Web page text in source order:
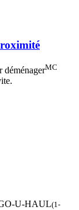
déménagerMC
U-HAUL(1-